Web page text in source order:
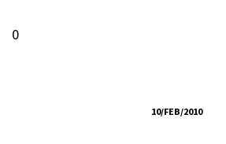
0
10/FEB/2010